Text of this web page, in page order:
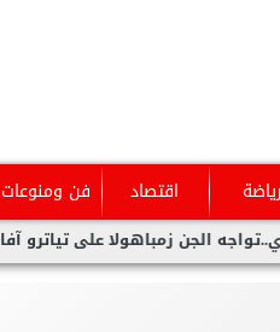
رياضة اقتصاد فن ومنوعات
زمباهولا على تياترو آفاق